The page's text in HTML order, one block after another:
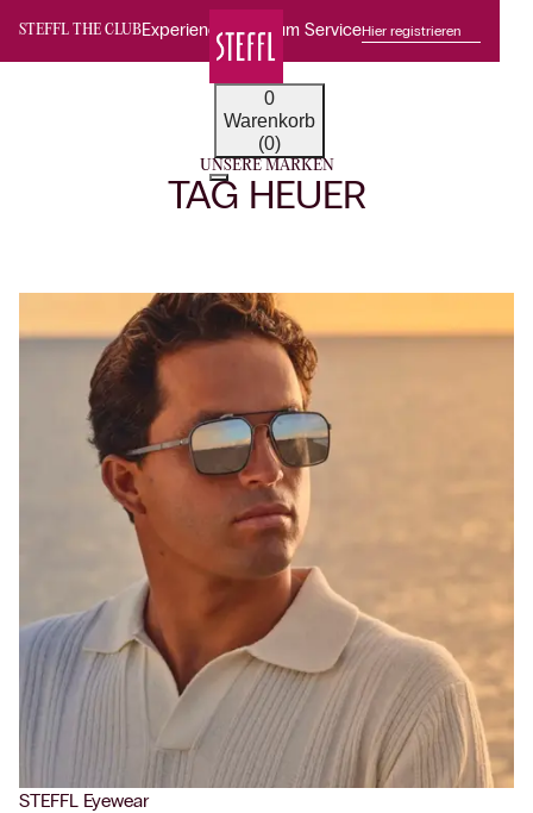
STEFFL THE CLUBExperience Premium ServiceHier registrieren
0
Warenkorb
(0)
UNSERE MARKEN
TAG HEUER
STEFFL Eyewear